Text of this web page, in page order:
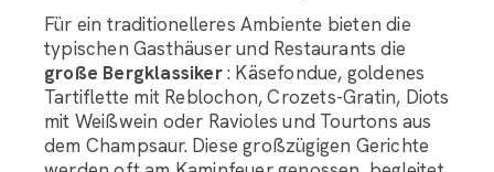
Für ein traditionelleres Ambiente bieten die
typischen Gasthäuser und Restaurants die
große Bergklassiker: Käsefondue, goldenes
Tartiflette mit Reblochon, Crozets-Gratin, Diots
mit Weißwein oder Ravioles und Tourtons aus
dem Champsaur. Diese großzügigen Gerichte